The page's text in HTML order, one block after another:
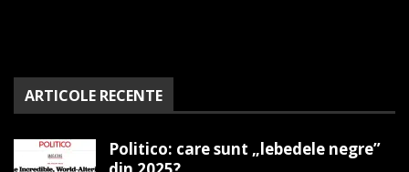
ARTICOLE RECENTE
Politico: care sunt „lebedele negre”